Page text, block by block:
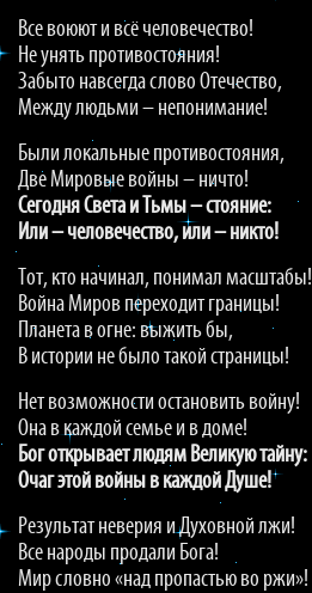
Все воюют и всё человечество!
Не унять противостояния!
Забыто навсегда слово Отечество,
Между людьми – непонимание!
Были локальные противостояния,
Две Мировые войны – ничто!
Сегодня Света и Тьмы – стояние:
Или – человечество, или – никто!
Тот, кто начинал, понимал масштабы!
Война Миров переходит границы!
Планета в огне: выжить бы,
В истории не было такой страницы!
Нет возможности остановить войну!
Она в каждой семье и в доме!
Бог открывает людям Великую тайну:
Очаг этой войны в каждой Душе!
Результат неверия и Духовной лжи!
Все народы продали Бога!
Мир словно «над пропастью во ржи»!